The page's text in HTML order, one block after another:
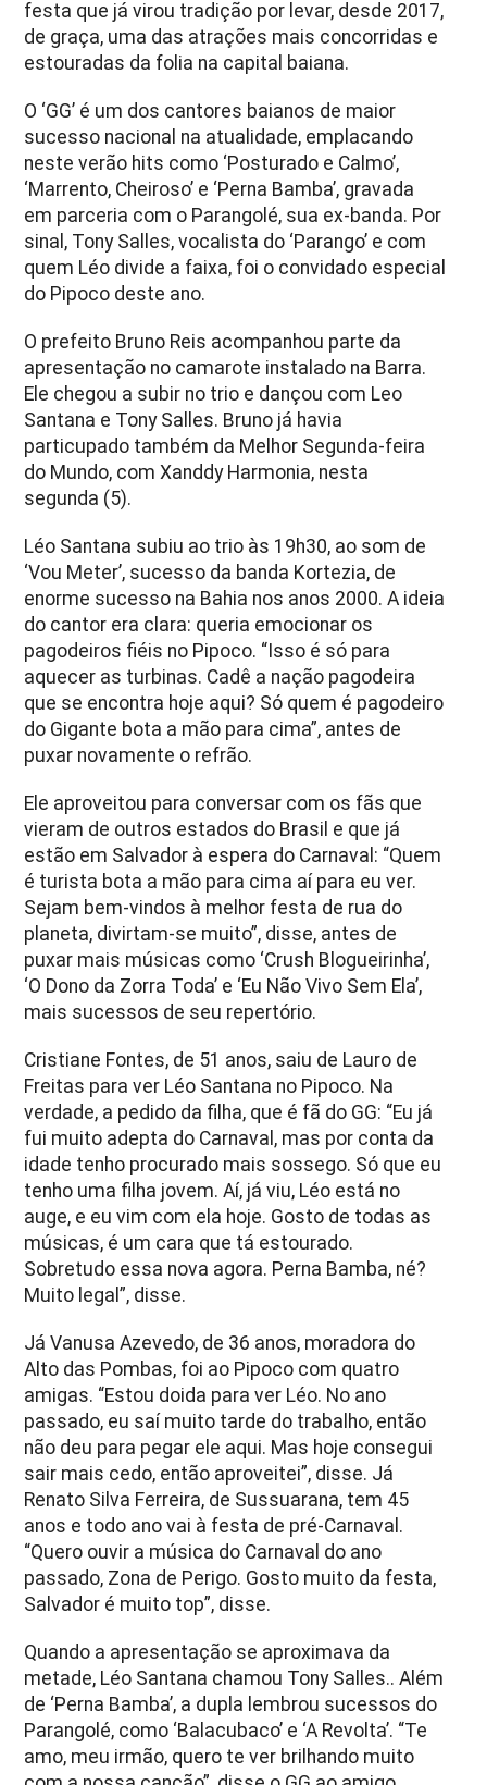
festa que já virou tradição por levar, desde 2017,
de graça, uma das atrações mais concorridas e
estouradas da folia na capital baiana.
O ‘GG’ é um dos cantores baianos de maior
sucesso nacional na atualidade, emplacando
neste verão hits como ‘Posturado e Calmo’,
‘Marrento, Cheiroso’ e ‘Perna Bamba’, gravada
em parceria com o Parangolé, sua ex-banda. Por
sinal, Tony Salles, vocalista do ‘Parango’ e com
quem Léo divide a faixa, foi o convidado especial
do Pipoco deste ano.
O prefeito Bruno Reis acompanhou parte da
apresentação no camarote instalado na Barra.
Ele chegou a subir no trio e dançou com Leo
Santana e Tony Salles. Bruno já havia
particupado também da Melhor Segunda-feira
do Mundo, com Xanddy Harmonia, nesta
segunda (5).
Léo Santana subiu ao trio às 19h30, ao som de
‘Vou Meter’, sucesso da banda Kortezia, de
enorme sucesso na Bahia nos anos 2000. A ideia
do cantor era clara: queria emocionar os
pagodeiros fiéis no Pipoco. “Isso é só para
aquecer as turbinas. Cadê a nação pagodeira
que se encontra hoje aqui? Só quem é pagodeiro
do Gigante bota a mão para cima”, antes de
puxar novamente o refrão.
Ele aproveitou para conversar com os fãs que
vieram de outros estados do Brasil e que já
estão em Salvador à espera do Carnaval: “Quem
é turista bota a mão para cima aí para eu ver.
Sejam bem-vindos à melhor festa de rua do
planeta, divirtam-se muito”, disse, antes de
puxar mais músicas como ‘Crush Blogueirinha’,
‘O Dono da Zorra Toda’ e ‘Eu Não Vivo Sem Ela’,
mais sucessos de seu repertório.
Cristiane Fontes, de 51 anos, saiu de Lauro de
Freitas para ver Léo Santana no Pipoco. Na
verdade, a pedido da filha, que é fã do GG: “Eu já
fui muito adepta do Carnaval, mas por conta da
idade tenho procurado mais sossego. Só que eu
tenho uma filha jovem. Aí, já viu, Léo está no
auge, e eu vim com ela hoje. Gosto de todas as
músicas, é um cara que tá estourado.
Sobretudo essa nova agora. Perna Bamba, né?
Muito legal”, disse.
Já Vanusa Azevedo, de 36 anos, moradora do
Alto das Pombas, foi ao Pipoco com quatro
amigas. “Estou doida para ver Léo. No ano
passado, eu saí muito tarde do trabalho, então
não deu para pegar ele aqui. Mas hoje consegui
sair mais cedo, então aproveitei”, disse. Já
Renato Silva Ferreira, de Sussuarana, tem 45
anos e todo ano vai à festa de pré-Carnaval.
“Quero ouvir a música do Carnaval do ano
passado, Zona de Perigo. Gosto muito da festa,
Salvador é muito top”, disse.
Quando a apresentação se aproximava da
metade, Léo Santana chamou Tony Salles.. Além
de ‘Perna Bamba’, a dupla lembrou sucessos do
Parangolé, como ‘Balacubaco’ e ‘A Revolta’. “Te
amo, meu irmão, quero te ver brilhando muito